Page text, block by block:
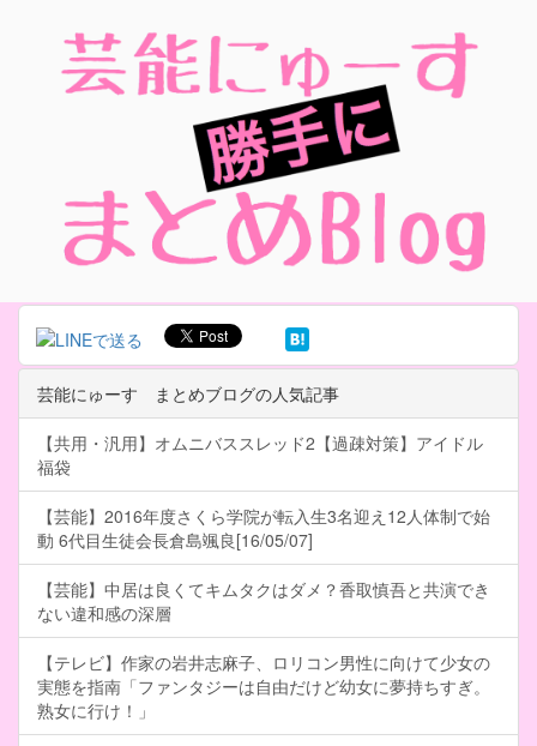
芸能にゅーす まとめブログの人気記事
【共用・汎用】オムニバススレッド2【過疎対策】アイドル
福袋
【芸能】2016年度さくら学院が転入生3名迎え12人体制で始
動 6代目生徒会長倉島颯良[16/05/07]
【芸能】中居は良くてキムタクはダメ？香取慎吾と共演でき
ない違和感の深層
【テレビ】作家の岩井志麻子、ロリコン男性に向けて少女の
実態を指南「ファンタジーは自由だけど幼女に夢持ちすぎ。
熟女に行け！」